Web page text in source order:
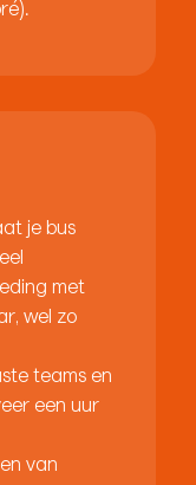
je bus
met
wel zo
teams en
een uur
van